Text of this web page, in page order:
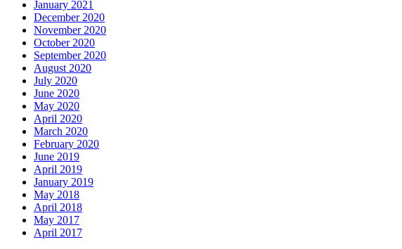
January 2021
December 2020
November 2020
October 2020
September 2020
August 2020
July 2020
June 2020
May 2020
April 2020
March 2020
February 2020
June 2019
April 2019
January 2019
May 2018
April 2018
May 2017
April 2017